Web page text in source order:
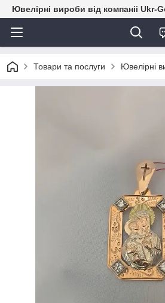
Ювелірні вироби від компаніі Ukr-
Товари та послуги Ювелірні